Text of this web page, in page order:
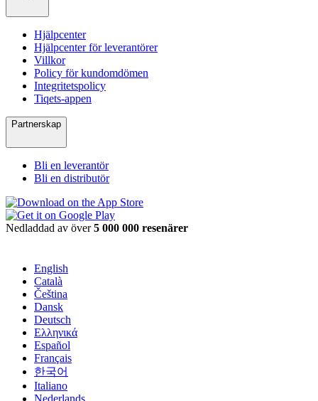
Hjälpcenter
Hjälpcenter för leverantörer
Villkor
Policy för kundomdömen
Integritetspolicy
Tiqets-appen
Partnerskap
Bli en leverantör
Bli en distributör
Nedladdad av över5 000 000 resenärer
English
Català
Čeština
Dansk
Deutsch
Ελληνικά
Español
Français
한국어
Italiano